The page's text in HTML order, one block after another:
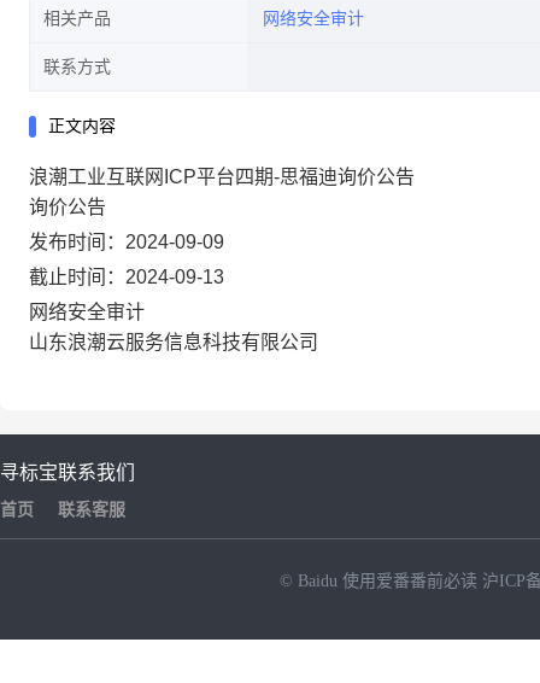
相关产品 网络安全审计
联系方式
正文内容
浪潮工业互联网ICP平台四期-思福迪询价公告
询价公告
发布时间：2024-09-09
截止时间：2024-09-13
网络安全审计
山东浪潮云服务信息科技有限公司
寻标宝
首页
联系我们
联系客服
© Baidu 使用爱番番前必读 沪ICP